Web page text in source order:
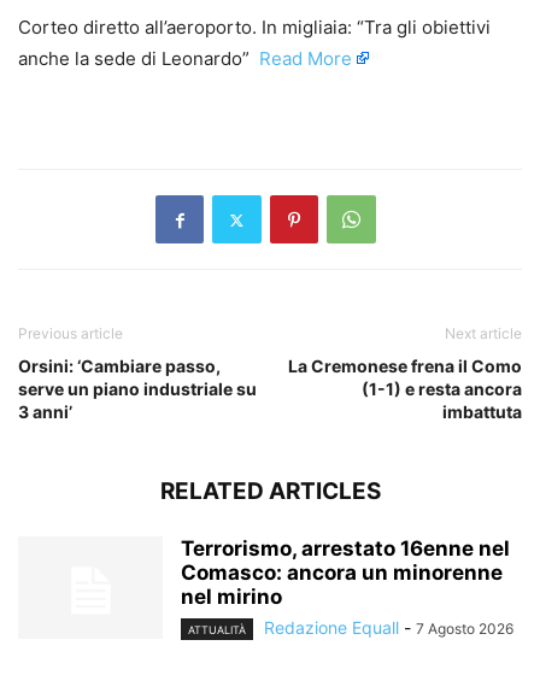
Corteo diretto all’aeroporto. In migliaia: “Tra gli obiettivi
anche la sede di Leonardo” ​ Read More
Previous article
Orsini: ‘Cambiare passo,
serve un piano industriale su
3 anni’
Next article
La Cremonese frena il Como
(1-1) e resta ancora
imbattuta
RELATED ARTICLES
Terrorismo, arrestato 16enne nel
Comasco: ancora un minorenne
nel mirino
ATTUALITÀ Redazione Equall - 7 Agosto 2026